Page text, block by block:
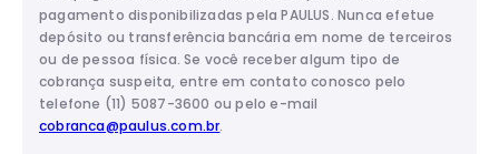
pagamento disponibilizadas pela PAULUS. Nunca efetue
depósito ou transferência bancária em nome de terceiros
ou de pessoa física. Se você receber algum tipo de
cobrança suspeita, entre em contato conosco pelo
telefone (11) 5087-3600 ou pelo e-mail
cobranca@paulus.com.br.